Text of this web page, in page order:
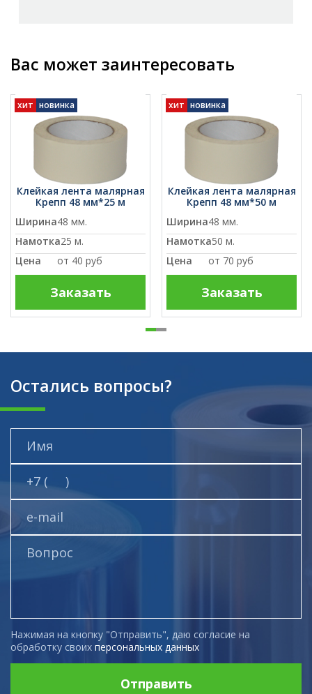
Вас может заинтересовать
хит новинка
Клейкая лента малярная
Крепп 48 мм*25 м
Ширина48 мм.
Намотка25 м.
Цена
от 40 руб
Заказать
хит новинка
Клейкая лента малярная
Крепп 48 мм*50 м
Ширина48 мм.
Намотка50 м.
Цена
от 70 руб
Заказать
Остались вопросы?
Нажимая на кнопку "Отправить", даю согласие на
обработку своих персональных данных
Отправить